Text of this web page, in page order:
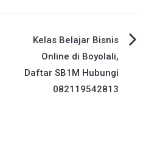
Kelas Belajar Bisnis
Online di Boyolali,
Daftar SB1M Hubungi
082119542813